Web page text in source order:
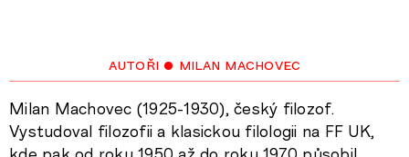
autoři • milan machovec
Milan Machovec (1925-1930), český filozof.
Vystudoval filozofii a klasickou filologii na FF UK,